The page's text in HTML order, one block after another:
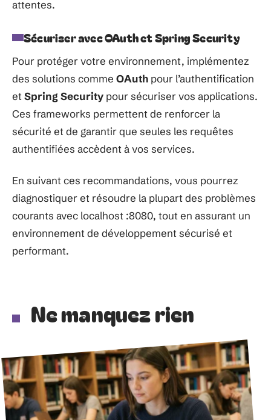
attentes.
Sécuriser avec OAuth et Spring Security
Pour protéger votre environnement, implémentez
des solutions comme OAuth pour l’authentification
et Spring Security pour sécuriser vos applications.
Ces frameworks permettent de renforcer la
sécurité et de garantir que seules les requêtes
authentifiées accèdent à vos services.
En suivant ces recommandations, vous pourrez
diagnostiquer et résoudre la plupart des problèmes
courants avec localhost :8080, tout en assurant un
environnement de développement sécurisé et
performant.
Ne manquez rien